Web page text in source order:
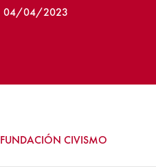
04/04/2023
FUNDACIÓN CIVISMO